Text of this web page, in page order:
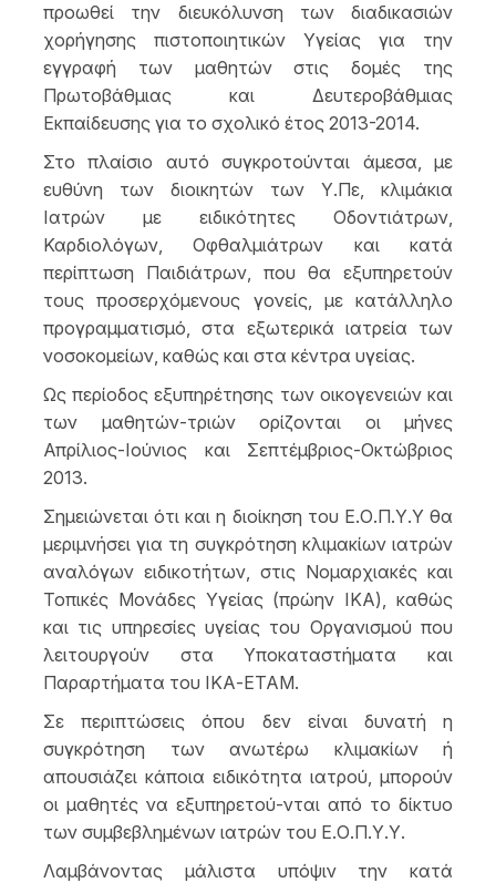
προωθεί την διευκόλυνση των διαδικασιών
χορήγησης πιστοποιητικών Υγείας για την
εγγραφή των μαθητών στις δομές της
Πρωτοβάθμιας και Δευτεροβάθμιας
Εκπαίδευσης για το σχολικό έτος 2013-2014.
Στο πλαίσιο αυτό συγκροτούνται άμεσα, με
ευθύνη των διοικητών των Υ.Πε, κλιμάκια
Ιατρών με ειδικότητες Οδοντιάτρων,
Καρδιολόγων, Οφθαλμιάτρων και κατά
περίπτωση Παιδιάτρων, που θα εξυπηρετούν
τους προσερχόμενους γονείς, με κατάλληλο
προγραμματισμό, στα εξωτερικά ιατρεία των
νοσοκομείων, καθώς και στα κέντρα υγείας.
Ως περίοδος εξυπηρέτησης των οικογενειών και
των μαθητών-τριών ορίζονται οι μήνες
Απρίλιος-Ιούνιος και Σεπτέμβριος-Οκτώβριος
2013.
Σημειώνεται ότι και η διοίκηση του Ε.Ο.Π.Υ.Υ θα
μεριμνήσει για τη συγκρότηση κλιμακίων ιατρών
αναλόγων ειδικοτήτων, στις Νομαρχιακές και
Τοπικές Μονάδες Υγείας (πρώην ΙΚΑ), καθώς
και τις υπηρεσίες υγείας του Οργανισμού που
λειτουργούν στα Υποκαταστήματα και
Παραρτήματα του ΙΚΑ-ΕΤΑΜ.
Σε περιπτώσεις όπου δεν είναι δυνατή η
συγκρότηση των ανωτέρω κλιμακίων ή
απουσιάζει κάποια ειδικότητα ιατρού, μπορούν
οι μαθητές να εξυπηρετού-νται από το δίκτυο
των συμβεβλημένων ιατρών του Ε.Ο.Π.Υ.Υ.
Λαμβάνοντας μάλιστα υπόψιν την κατά